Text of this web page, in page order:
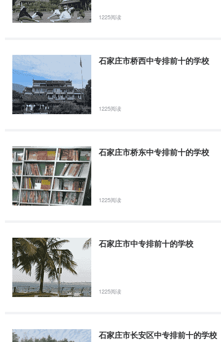
1225阅读
石家庄市桥西中专排前十的学校
1225阅读
石家庄市桥东中专排前十的学校
1225阅读
石家庄市中专排前十的学校
1225阅读
石家庄市长安区中专排前十的学校